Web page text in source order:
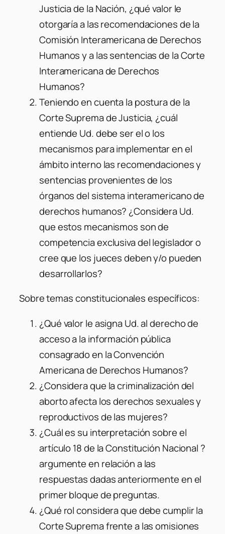
Justicia de la Nación, ¿qué valor le
otorgaría a las recomendaciones de la
Comisión Interamericana de Derechos
Humanos y a las sentencias de la Corte
Interamericana de Derechos
Humanos?
Teniendo en cuenta la postura de la
Corte Suprema de Justicia, ¿cuál
entiende Ud. debe ser el o los
mecanismos para implementar en el
ámbito interno las recomendaciones y
sentencias provenientes de los
órganos del sistema interamericano de
derechos humanos? ¿Considera Ud.
que estos mecanismos son de
competencia exclusiva del legislador o
cree que los jueces deben y/o pueden
desarrollarlos?
Sobre temas constitucionales específicos:
¿Qué valor le asigna Ud. al derecho de
acceso a la información pública
consagrado en la Convención
Americana de Derechos Humanos?
¿Considera que la criminalización del
aborto afecta los derechos sexuales y
reproductivos de las mujeres?
¿Cuál es su interpretación sobre el
artículo 18 de la Constitución Nacional ?
argumente en relación a las
respuestas dadas anteriormente en el
primer bloque de preguntas.
¿Qué rol considera que debe cumplir la
Corte Suprema frente a las omisiones